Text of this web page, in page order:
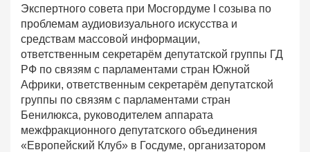
Экспертного совета при Мосгордуме I созыва по
проблемам аудиовизуального искусства и
средствам массовой информации,
ответственным секретарём депутатской группы ГД
РФ по связям с парламентами стран Южной
Африки, ответственным секретарём депутатской
группы по связям с парламентами стран
Бенилюкса, руководителем аппарата
межфракционного депутатского объединения
«Европейский Клуб» в Госдуме, организатором